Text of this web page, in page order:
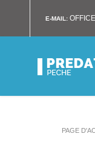
E-MAIL:
PAGE